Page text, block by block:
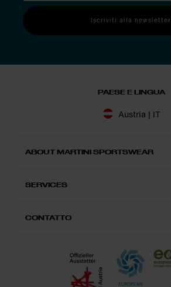
Iscriviti alla newsletter
PAESE E LINGUA
Austria | IT
ABOUT MARTINI SPORTSWEAR
SERVICES
CONTATTO